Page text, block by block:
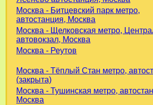
Москва - Битцевский парк метро,
автостанция, Москва
Москва - Щелковская метро,
автовокзал, Москва
Москва - Реутов
Москва - Тёплый Стан метро,
(закрыта)
Москва - Тушинская метро,
Москва